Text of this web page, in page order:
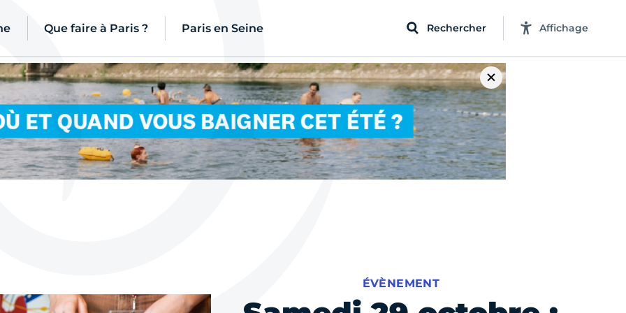
Que faire à Paris ? Paris en Seine Rechercher Affichage
ÉVÈNEMENT